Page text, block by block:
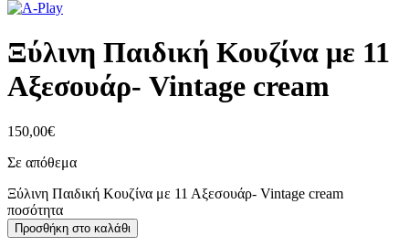
Ξύλινη Παιδική Κουζίνα με 11
Αξεσουάρ- Vintage cream
150,00€
Σε απόθεμα
Ξύλινη Παιδική Κουζίνα με 11 Αξεσουάρ- Vintage cream
ποσότητα
Προσθήκη στο καλάθι